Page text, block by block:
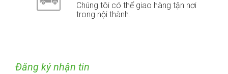
Chúng tôi có thể giao hàng tận nơi
trong nội thành.
Đăng ký nhận tin